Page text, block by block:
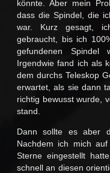
könnte. Aber mein
dass die Spindel, die
war. Kurz gesagt,
gebraucht, bis ich
gefundenen Spindel
Irgendwie fand ich als
dem durchs Teleskop
erwartet, als sie dann
richtig bewusst wurde,
stand.
Dann sollte es aber
Nachdem ich mich
Sterne eingestellt
schnell an diesen